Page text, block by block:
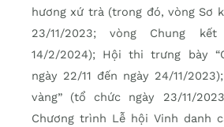
hương xứ trà (trong đó, vòng Sơ
23/11/2023; vòng Chung
14/2/2024); Hội thi trưng bày
ngày 22/11 đến ngày 24/11/
vàng” (tổ chức ngày 23/11/
Chương trình Lễ hội Vinh danh